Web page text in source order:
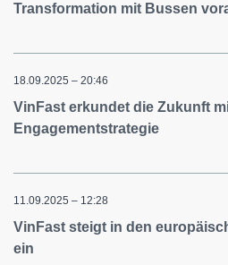
Transformation mit Bussen
18.09.2025 – 20:46
VinFast erkundet die Zukunft
Engagementstrategie
11.09.2025 – 12:28
VinFast steigt in den
ein